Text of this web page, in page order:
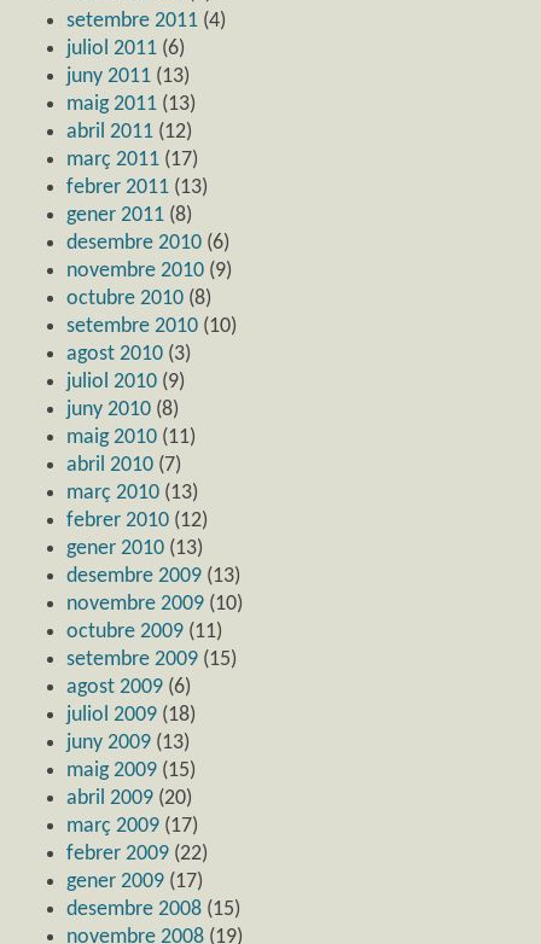
setembre 2011 (4)
juliol 2011 (6)
juny 2011 (13)
maig 2011 (13)
abril 2011 (12)
març 2011 (17)
febrer 2011 (13)
gener 2011 (8)
desembre 2010 (6)
novembre 2010 (9)
octubre 2010 (8)
setembre 2010 (10)
agost 2010 (3)
juliol 2010 (9)
juny 2010 (8)
maig 2010 (11)
abril 2010 (7)
març 2010 (13)
febrer 2010 (12)
gener 2010 (13)
desembre 2009 (13)
novembre 2009 (10)
octubre 2009 (11)
setembre 2009 (15)
agost 2009 (6)
juliol 2009 (18)
juny 2009 (13)
maig 2009 (15)
abril 2009 (20)
març 2009 (17)
febrer 2009 (22)
gener 2009 (17)
desembre 2008 (15)
novembre 2008 (19)